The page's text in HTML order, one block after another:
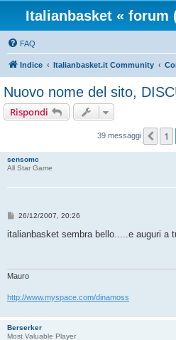
Italianbasket « forum
FAQ
Indice Italianbasket.it Community
Nuovo nome del sito,
Rispondi
39 messaggi 1
sensomc
All Star Game
M
s
i
26/12/2007, 20:26
italianbasket sembra bello.....e auguri a
Mauro
http://www.myspace.com/dinamoss
Berserker
Most Valuable Player